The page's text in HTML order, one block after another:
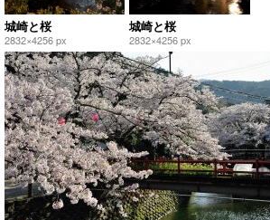
城崎と桜
2832×4256 px
城崎と桜
2832×4256 px